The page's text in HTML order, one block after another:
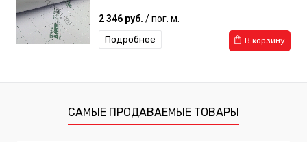
2 346 руб. / пог. м.
В корзину
Подробнее
САМЫЕ ПРОДАВАЕМЫЕ ТОВАРЫ